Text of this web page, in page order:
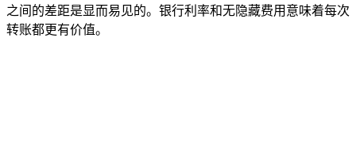
之间的差距是显而易见的。银行利率和无隐藏费用意味着每次
转账都更有价值。